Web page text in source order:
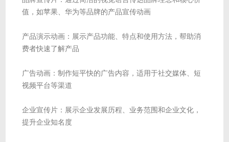
值，如苹果、华为等品牌的产品宣传动画
产品演示动画：展示产品功能、特点和使用方法，帮助消
费者快速了解产品
广告动画：制作短平快的广告内容，适用于社交媒体、短
视频平台等渠道
企业宣传片：展示企业发展历程、业务范围和企业文化，
提升企业知名度